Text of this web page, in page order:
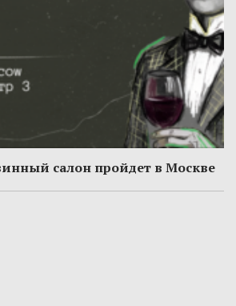
салон пройдет в Москве